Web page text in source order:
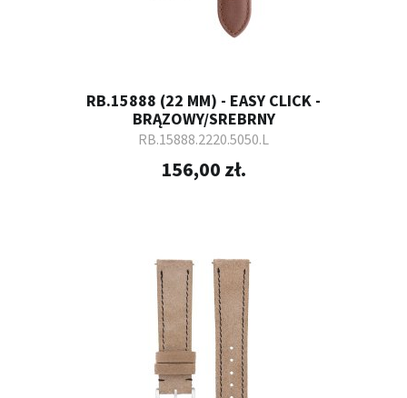
RB.15888 (22 MM) - EASY CLICK -
BRĄZOWY/SREBRNY
RB.15888.2220.5050.L
156,00 zł.